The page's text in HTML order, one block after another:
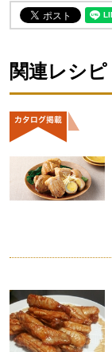
関連レシピ